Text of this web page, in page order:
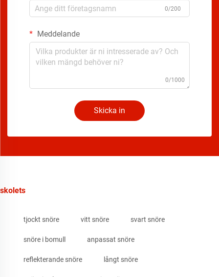
0/200
Meddelande
0/1000
Skicka in
skolets
tjockt snöre vitt snöre svart snöre
snöre i bomull anpassat snöre
reflekterande snöre långt snöre